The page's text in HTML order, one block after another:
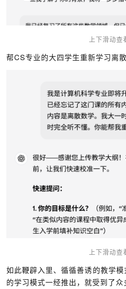
上下滑动查
帮CS专业的大四学生重新学习离散
上下滑动查
如此鞭辟入里、循循善诱的教学
的学习模式一经推出，就受到了众